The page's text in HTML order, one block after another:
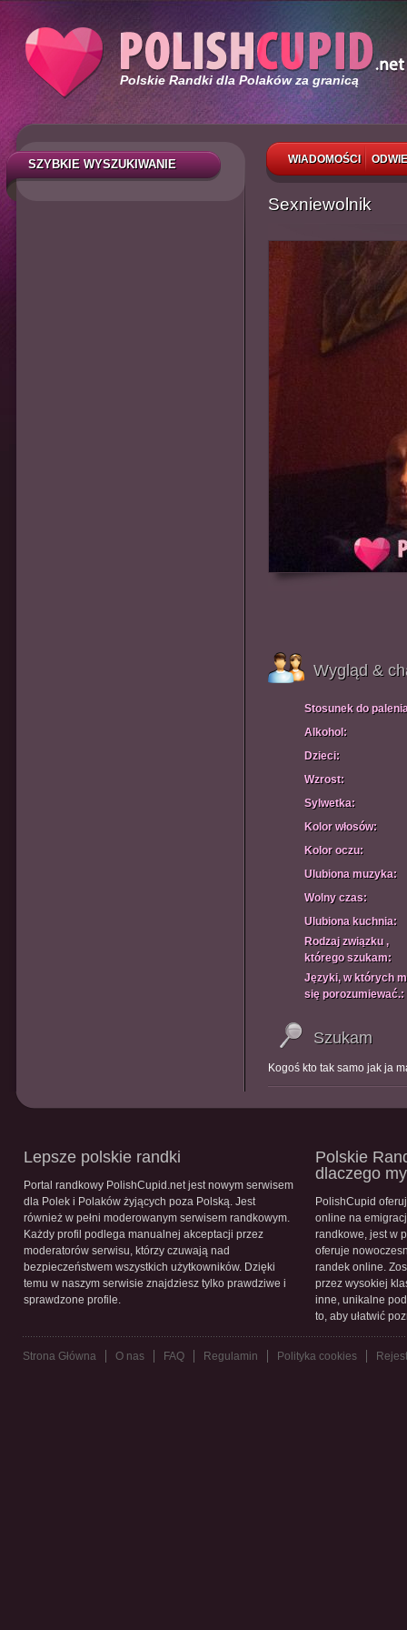
Polskie Randki dla Polaków za granicą
WIADOMOŚCI
SZYBKIE WYSZUKIWANIE
Sexniewolnik
Wygląd &
Stosunek do
Alkohol:
Dzieci:
Wzrost:
Sylwetka:
Kolor włosów:
Kolor oczu:
Ulubiona muzyka:
Wolny czas:
Ulubiona kuchnia:
Rodzaj związku ,
którego szukam:
Języki, w których
się porozumiewać.:
Szukam
Kogoś kto tak samo jak ja
Lepsze polskie randki
Portal randkowy PolishCupid.net jest nowym serwisem
dla Polek i Polaków żyjących poza Polską. Jest
również w pełni moderowanym serwisem randkowym.
Każdy profil podlega manualnej akceptacji przez
moderatorów serwisu, którzy czuwają nad
bezpieczeństwem wszystkich użytkowników. Dzięki
temu w naszym serwisie znajdziesz tylko prawdziwe i
sprawdzone profile.
Polskie
dlaczego
PolishCupid
online na
randkowe, jest w
oferuje
randek online.
przez wysokiej
inne, unikalne
to, aby ułatwić
Strona Główna O nas FAQ Regulamin Polityka cookies